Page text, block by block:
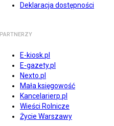
Deklaracja dostępności
PARTNERZY
E-kiosk.pl
E-gazety.pl
Nexto.pl
Mała księgowość
Kancelarierp.pl
Wieści Rolnicze
Życie Warszawy